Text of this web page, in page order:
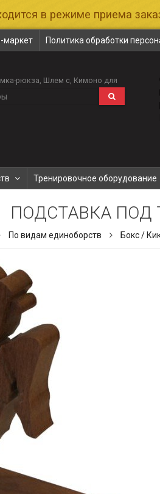
в режиме приема
маркет Политика обработки
рюкза Шлем с Кимоно для
Тренировочное оборудование
ПОДСТАВКА ПОД
По видам единоборств Бокс /